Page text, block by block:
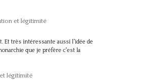
et légitimité
Et très intéressante aussi l'idée de
que je préfère c'est la
légitimité